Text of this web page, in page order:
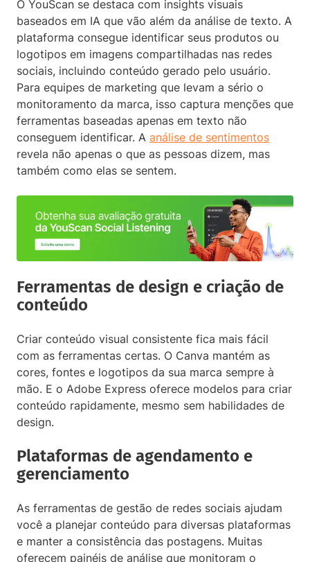
O YouScan se destaca com insights visuais
baseados em IA que vão além da análise de texto. A
plataforma consegue identificar seus produtos ou
logotipos em imagens compartilhadas nas redes
sociais, incluindo conteúdo gerado pelo usuário.
Para equipes de marketing que levam a sério o
monitoramento da marca, isso captura menções que
ferramentas baseadas apenas em texto não
conseguem identificar. A análise de sentimentos
revela não apenas o que as pessoas dizem, mas
também como elas se sentem.
Ferramentas de design e criação de
conteúdo
Criar conteúdo visual consistente fica mais fácil
com as ferramentas certas. O Canva mantém as
cores, fontes e logotipos da sua marca sempre à
mão. E o Adobe Express oferece modelos para criar
conteúdo rapidamente, mesmo sem habilidades de
design.
Plataformas de agendamento e
gerenciamento
As ferramentas de gestão de redes sociais ajudam
você a planejar conteúdo para diversas plataformas
e manter a consistência das postagens. Muitas
oferecem painéis de análise que monitoram o